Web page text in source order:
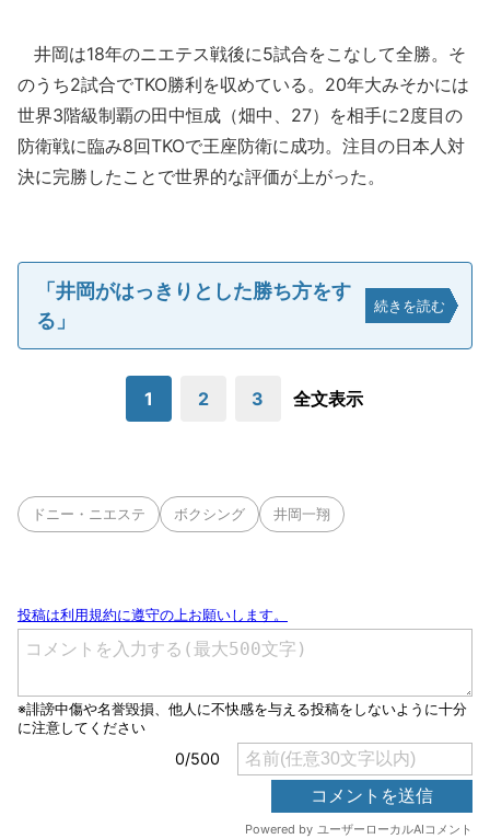
井岡は18年のニエテス戦後に5試合をこなして全勝。そ
のうち2試合でTKO勝利を収めている。20年大みそかには
世界3階級制覇の田中恒成（畑中、27）を相手に2度目の
防衛戦に臨み8回TKOで王座防衛に成功。注目の日本人対
決に完勝したことで世界的な評価が上がった。
「井岡がはっきりとした勝ち方をす
る」
続きを読む
1 2 3 全文表示
ドニー・ニエステ ボクシング 井岡一翔